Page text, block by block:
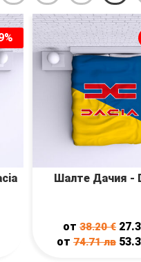
Шалте Дачия -
от38.20€
от74.71лв